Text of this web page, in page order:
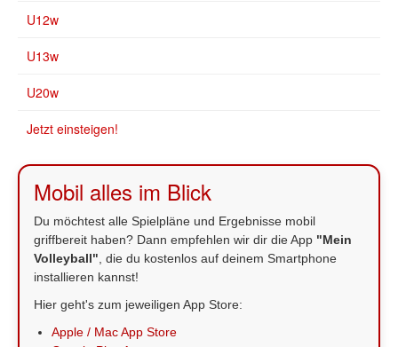
U12w
U13w
U20w
Jetzt einsteigen!
Mobil alles im Blick
Du möchtest alle Spielpläne und Ergebnisse mobil
griffbereit haben? Dann empfehlen wir dir die App "Mein
Volleyball" , die du kostenlos auf deinem Smartphone
installieren kannst!
Hier geht's zum jeweiligen App Store:
Apple / Mac App Store